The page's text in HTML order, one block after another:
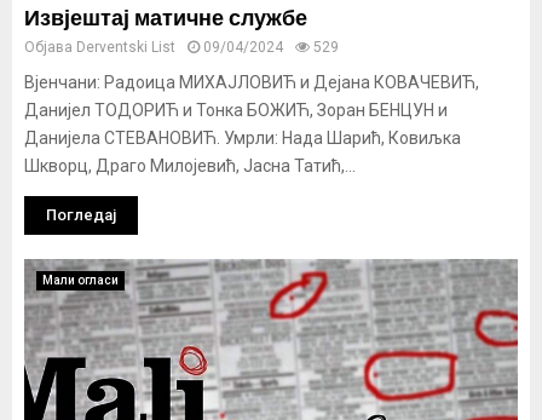
Извјештај матичне службе
Објава Derventski List 09/04/2024 529
Вјенчани: Радоица МИХАЈЛОВИЋ и Дејана КОВАЧЕВИЋ,
Данијел ТОДОРИЋ и Тонка БОЖИЋ, Зоран БЕНЦУН и
Данијела СТЕВАНОВИЋ. Умрли: Нада Шарић, Ковиљка
Шкворц, Драго Милојевић, Јасна Татић,...
Погледај
Мали огласи